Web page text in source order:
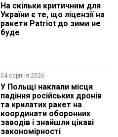
На скільки критичним для
України є те, що ліцензії на
ракети Patriot до зими не
буде
04 серпня 2026
У Польщі наклали місця
падіння російських дронів
та крилатих ракет на
координати оборонних
заводів і знайшли цікаві
закономірності